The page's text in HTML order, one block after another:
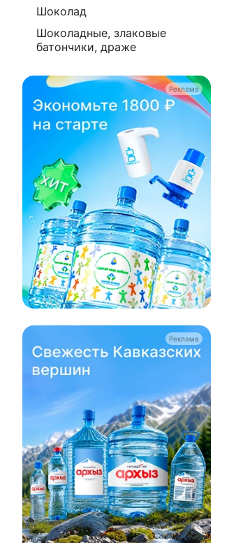
Шоколад
Шоколадные, злаковые
батончики, драже
Реклама
Реклама